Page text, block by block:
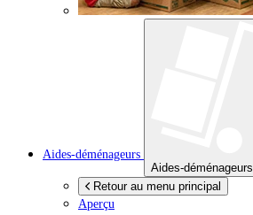
Aides-déménageurs
Aides-déménageurs
Retour au menu principal
Aperçu